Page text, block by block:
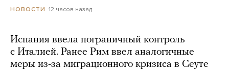
НОВОСТИ 12 часов назад
Испания ввела пограничный контроль
с Италией. Ранее Рим ввел аналогичные
меры из-за миграционного кризиса в Сеуте